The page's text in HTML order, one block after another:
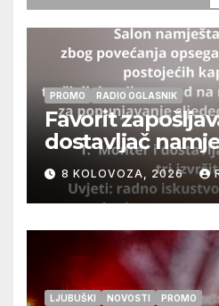
PROMO RADIO OGLASNIK
Favorit
dostavljač
izvršitelja
8 KOLOVOZA, 2026
LJUBUŠKI NOVOSTI PROMO